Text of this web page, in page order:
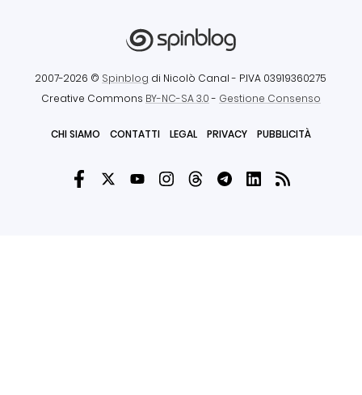
2007-2026 © Spinblog di Nicolò Canal - P.IVA 03919360275
Creative Commons BY-NC-SA 3.0- Gestione Consenso
CHI SIAMO CONTATTI LEGAL PRIVACY PUBBLICITÀ